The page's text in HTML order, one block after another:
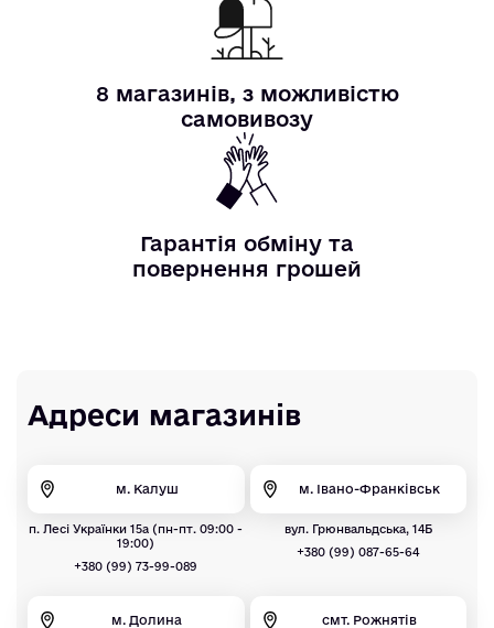
8 магазинів, з можливістю
самовивозу
Гарантія обміну та
повернення грошей
Адреси магазинів
м. Калуш
п. Лесі Українки 15а (пн-пт. 09:00 -
19:00)
+380 (99) 73-99-089
м. Івано-Франківськ
вул. Грюнвальдська, 14Б
+380 (99) 087-65-64
м. Долина смт. Рожнятів